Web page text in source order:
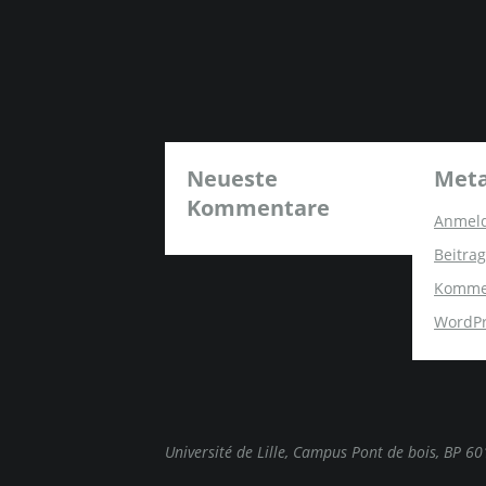
Neueste
Kommentare
Université de Lille, Campus Pont de bois, BP